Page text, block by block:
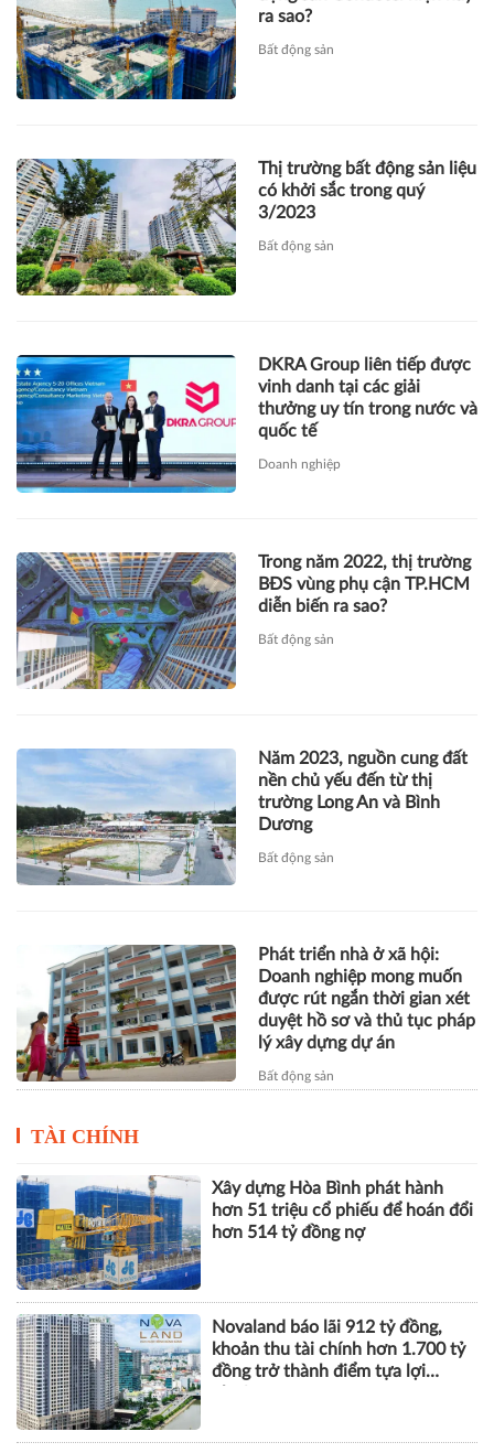
ra sao?
Bất động sản
Thị trường bất động sản liệu
có khởi sắc trong quý
3/2023
Bất động sản
DKRA Group liên tiếp được
vinh danh tại các giải
thưởng uy tín trong nước và
quốc tế
Doanh nghiệp
Trong năm 2022, thị trường
BĐS vùng phụ cận TP.HCM
diễn biến ra sao?
Bất động sản
Năm 2023, nguồn cung đất
nền chủ yếu đến từ thị
trường Long An và Bình
Dương
Bất động sản
Phát triển nhà ở xã hội:
Doanh nghiệp mong muốn
được rút ngắn thời gian xét
duyệt hồ sơ và thủ tục pháp
lý xây dựng dự án
Bất động sản
TÀI CHÍNH
Xây dựng Hòa Bình phát hành
hơn 51 triệu cổ phiếu để hoán đổi
hơn 514 tỷ đồng nợ
Novaland báo lãi 912 tỷ đồng,
khoản thu tài chính hơn 1.700 tỷ
đồng trở thành điểm tựa lợi